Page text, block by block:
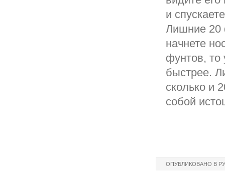
и
Лишние 20
начнете
фунтов, то
быстрее.
сколько и
собой
ОПУБЛИКОВАНО В